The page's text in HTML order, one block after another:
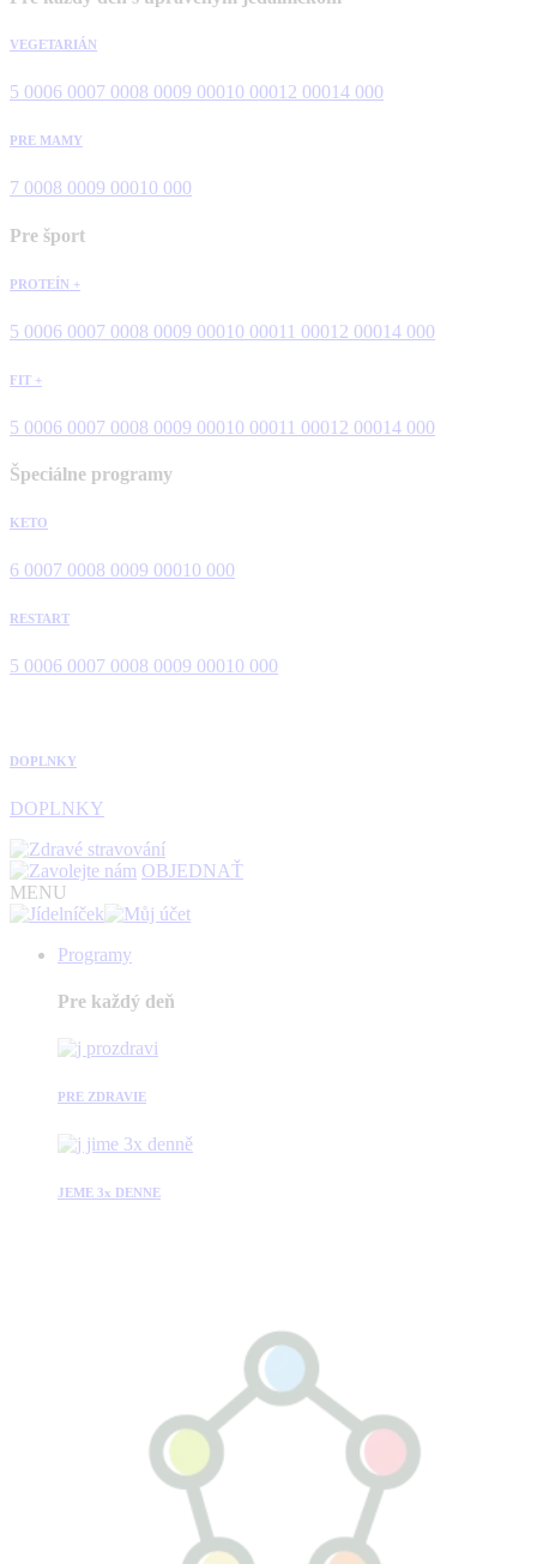
VEGETARIÁN
5 0006 0007 0008 0009 00010 00012 00014 000
PRE MAMY
7 0008 0009 00010 000
Pre šport
PROTEÍN +
5 0006 0007 0008 0009 00010 00011 00012 00014 000
FIT +
5 0006 0007 0008 0009 00010 00011 00012 00014 000
Špeciálne programy
KETO
6 0007 0008 0009 00010 000
RESTART
5 0006 0007 0008 0009 00010 000
DOPLNKY
DOPLNKY
OBJEDNAŤ
MENU
Programy
Pre každý deň
PRE ZDRAVIE
JEME 3x DENNE